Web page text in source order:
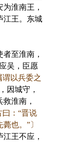
淮南王，
江王。东城
至淮南，
吴，臣愿
谓以兵委之
因城守，
淮南，
曰：“晋说
也。”〕
王不应，